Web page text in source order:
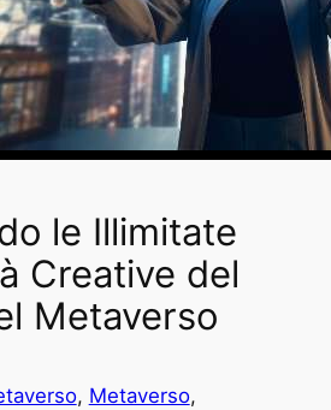
le Illimitate
Creative del
Metaverso
, Metaverso